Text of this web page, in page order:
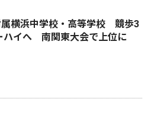
属横浜中学校・高等学校 競歩3
ハイへ 南関東大会で上位に